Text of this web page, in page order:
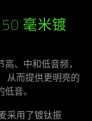
50 毫米镀
、中和低音频，
从而提供更明亮的
音。
采用了镀钛振